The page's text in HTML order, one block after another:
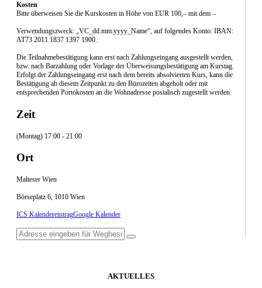
Kosten
Bitte überweisen Sie die Kurskosten in Höhe von EUR 100,– mit dem –
Verwendungszweck: „VC_dd.mm.yyyy_Name“, auf folgendes Konto: IBAN:
AT73 2011 1837 1397 1900.
Die Teilnahmebestätigung kann erst nach Zahlungseingang ausgestellt werden,
bzw. nach Barzahlung oder Vorlage der Überweisungsbestätigung am Kurstag.
Erfolgt der Zahlungseingang erst nach dem bereits absolvierten Kurs, kann die
Bestätigung ab diesem Zeitpunkt zu den Bürozeiten abgeholt oder mit
entsprechenden Portokosten an die Wohnadresse postalisch zugestellt werden.
Zeit
(Montag) 17:00 - 21:00
Ort
Malteser Wien
Börseplatz 6, 1010 Wien
ICS KalendereintragGoogle Kalender
AKTUELLES